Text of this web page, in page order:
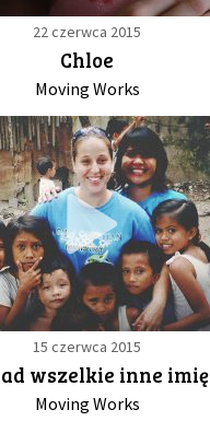
NEWSLETTER
DLA MEDIÓW
KONTAKT
22 czerwca 2015
Chloe
Moving Works
15 czerwca 2015
wszelkie inne imię
Moving Works